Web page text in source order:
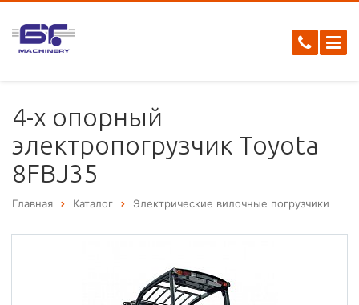
4-х опорный
электропогрузчик Toyota
8FBJ35
Главная Каталог Электрические вилочные погрузчики